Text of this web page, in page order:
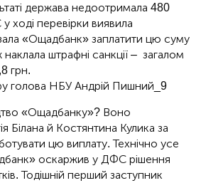
держава недоотримала 480
ході перевірки виявила
«Ощадбанк» заплатити цю суму
штрафні санкції – загалом
грн.
«Ощадбанку»? Воно
Білана й Костянтина Кулика за
цю виплату. Технічно усе
оскаржив у ДФС рішення
Тодішній перший заступник